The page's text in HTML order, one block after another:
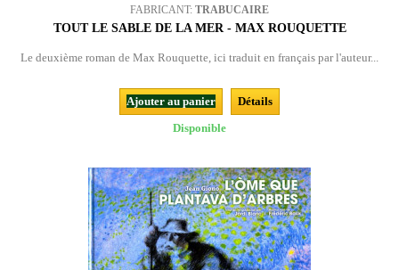
FABRICANT: TRABUCAIRE
TOUT LE SABLE DE LA MER - MAX ROUQUETTE
Le deuxième roman de Max Rouquette, ici traduit en français par l'auteur...
Ajouter au panier
Détails
Disponible